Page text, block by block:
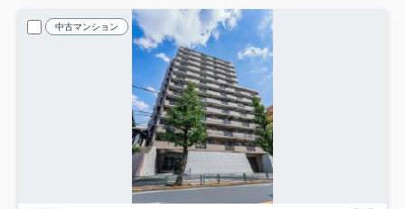
中古マンション